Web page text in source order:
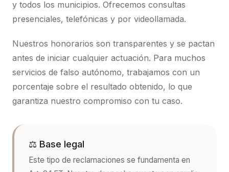
y todos los municipios. Ofrecemos consultas
presenciales, telefónicas y por videollamada.
Nuestros honorarios son transparentes y se pactan
antes de iniciar cualquier actuación. Para muchos
servicios de falso autónomo, trabajamos con un
porcentaje sobre el resultado obtenido, lo que
garantiza nuestro compromiso con tu caso.
⚖️ Base legal
Este tipo de reclamaciones se fundamenta en